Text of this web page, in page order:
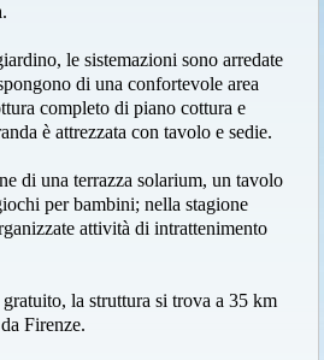
le sistemazioni sono arredate
di una confortevole area
completo di piano cottura e
è attrezzata con tavolo e sedie.
di una terrazza solarium, un tavolo
per bambini; nella stagione
attività di intrattenimento
la struttura si trova a 35 km
Firenze.